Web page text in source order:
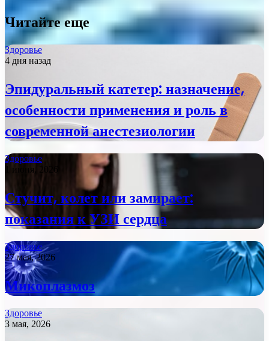
Читайте еще
Здоровье
4 дня назад
Эпидуральный катетер: назначение,
особенности применения и роль в
современной анестезиологии
Здоровье
1 июня, 2026
Стучит, колет или замирает:
показания к УЗИ сердца
Здоровье
27 мая, 2026
Микоплазмоз
Здоровье
3 мая, 2026